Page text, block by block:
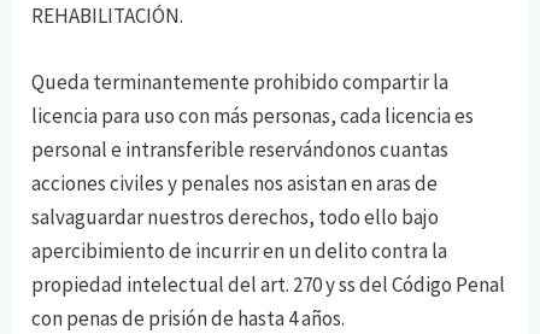
REHABILITACIÓN.
Queda terminantemente prohibido compartir la
licencia para uso con más personas, cada licencia es
personal e intransferible reservándonos cuantas
acciones civiles y penales nos asistan en aras de
salvaguardar nuestros derechos, todo ello bajo
apercibimiento de incurrir en un delito contra la
propiedad intelectual del art. 270 y ss del Código Penal
con penas de prisión de hasta 4 años.